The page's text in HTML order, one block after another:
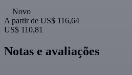
Novo
A partir de US$ 116,64
US$ 110,81
Notas e avaliações